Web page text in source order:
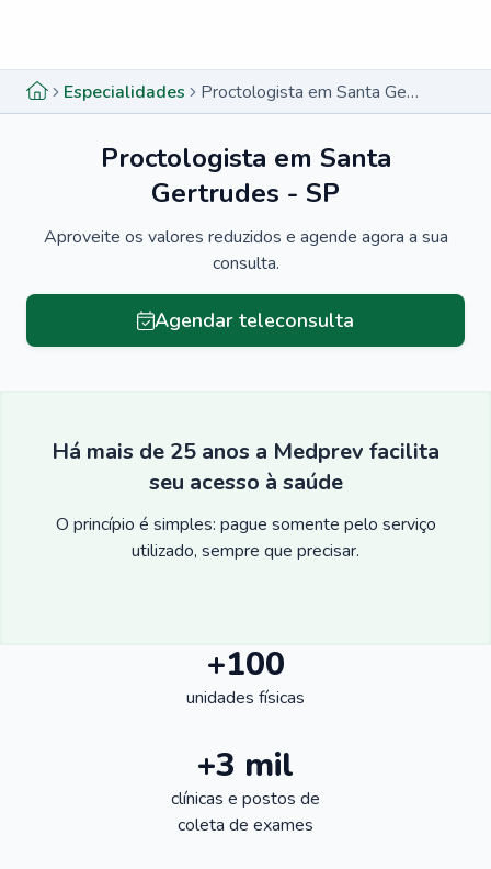
Especialidades Proctologista em Santa Gertrudes - SP
Proctologista em Santa
Gertrudes - SP
Aproveite os valores reduzidos e agende agora a sua
consulta.
Agendar teleconsulta
Há mais de 25 anos a Medprev facilita
seu acesso à saúde
O princípio é simples: pague somente pelo serviço
utilizado, sempre que precisar.
+100
unidades físicas
+3 mil
clínicas e postos de
coleta de exames